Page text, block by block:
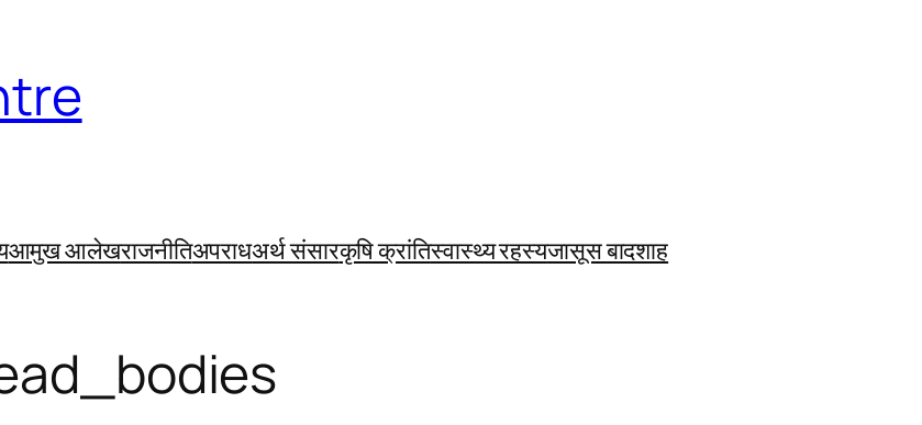
आमुख आलेखराजनीतिअपराधअर्थ संसारकृषि क्रांतिस्वास्थ्य रहस्यजासूस बादशाह